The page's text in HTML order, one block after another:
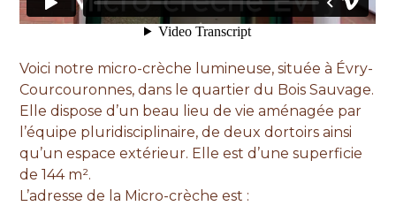
Voici notre micro-crèche lumineuse, située à Évry-
Courcouronnes, dans le quartier du Bois Sauvage.
Elle dispose d’un beau lieu de vie aménagée par
l’équipe pluridisciplinaire, de deux dortoirs ainsi
qu’un espace extérieur. Elle est d’une superficie
de 144 m².
L’adresse de la Micro-crèche est :